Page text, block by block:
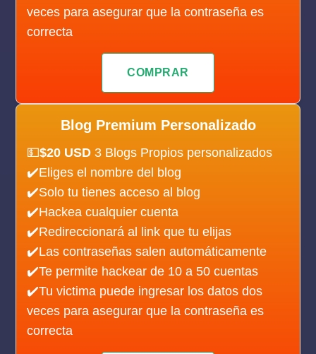
veces para asegurar que la contraseña es
correcta
COMPRAR
Blog Premium Personalizado
💵$20 USD 3 Blogs Propios personalizados
✔️Eliges el nombre del blog
✔️Solo tu tienes acceso al blog
✔️Hackea cualquier cuenta
✔️Redireccionará al link que tu elijas
✔️Las contraseñas salen automáticamente
✔️Te permite hackear de 10 a 50 cuentas
✔️Tu victima puede ingresar los datos dos
veces para asegurar que la contraseña es
correcta